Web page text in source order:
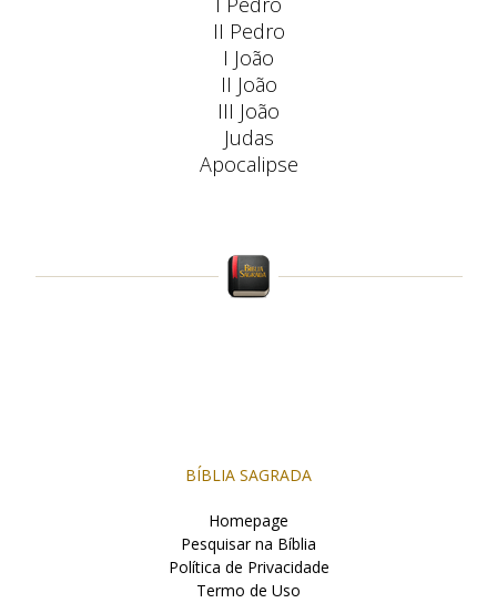
II Pedro
I João
II João
III João
Judas
Apocalipse
BÍBLIA SAGRADA
Homepage
Pesquisar na Bíblia
Política de Privacidade
Termo de Uso